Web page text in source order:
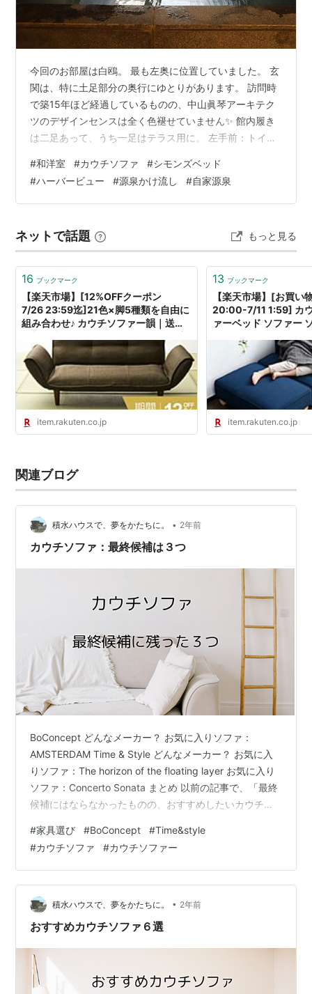
今回のお部屋は白鴎。 最も左奥に位置していました。 玄
関は、特に土足部分の奥行にゆとりがあります。 訪問時
で築15年ほど経過しているものの、中山眞琴アーキテク
ツのデザインセンスは全く色褪せていません✨ 館内履き
は二足あって、うち一足はテラス用に。 左手前：トイ
去記事と趣向を変えて、先に水回りの紹介からいってみ
ましょうか！ 群来の客室トイレは、スイッチ類がドアに
張り付いていたり、手洗いの使い勝手も特殊だったりと
ぼ唯一と言っていい残念ポイントは、このエリアでコバ
エが複数匹発生していたこと💦 寒…
#和洋室 #カウチソファ #シモンズベッド
#ハーバービュー #源泉かけ流し #自家源泉
ネットで話題 もっと見る
16 ブックマーク
【楽天市場】[12%OFFクーポン
7/26 23:59迄]21色×脚5種類を自由に
組み合わせ♪ カウチソファー韻｜送料
心の日本製｜ソファランキング1位｜1
年保証｜ソファ｜ 2人掛け｜：国産ソ
ファー・座椅子通販すわり場
item.rakuten.co.jp
13 ブックマーク
【楽天市場】[お買い
20:00-7/11 1:59] カ
ァーベッド ソファー
ー カウチ ソファベッ
し おしゃれ 肩肘 コ
き 脚 取り外し オット
ン付：LOWYA（ロウ
item.rakuten.co.jp
関連ブログ
積水ハウスで、夢をかたちに。 • 2年前
カウチソファ：最終候補は３つ
BoConcept どんなメーカー？ お気に入りソファ：
AMSTERDAM Time & Style どんなメーカー？ お気に入
りソファ：The horizon of the floating layer お気に入り
ソファ：Concerto Sonata まとめ 以前の記事で、「最終
候補にはならなかったものの、おすすめしたいカウチソ
となった３つのカウチソファを紹介します。まだ、どれ
にするかは悩み中… BoConcept どんなメーカー？ お洒
落系インスタグラマー（？）の間でも頻繁に見かける
BoConceptの家具たち。 デンマークでデザイン・…
#家具選び #BoConcept #Time&style
#カウチソファ #カウチソファー
積水ハウスで、夢をかたちに。 • 2年前
おすすめカウチソファ６選